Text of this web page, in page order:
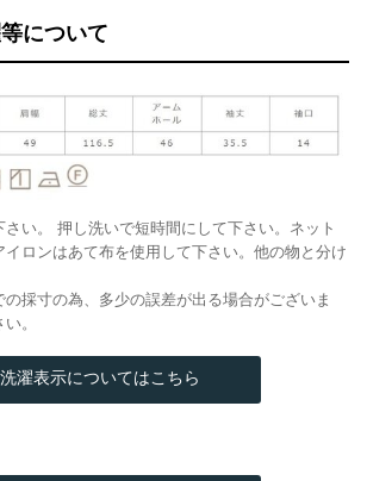
について
い。 押し洗いで短時間にして下さい。ネット
イロンはあて布を使用して下さい。他の物と分け
採寸の為、多少の誤差が出る場合がございま
。
洗濯表示についてはこちら